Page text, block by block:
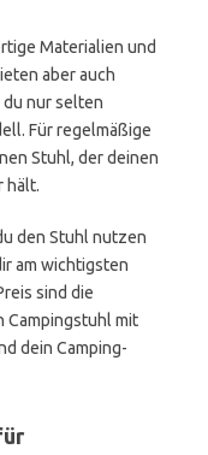
Materialien und
aber auch
du nur selten
Für regelmäßige
Stuhl, der deinen
hält.
den Stuhl nutzen
am wichtigsten
sind die
Campingstuhl mit
dein Camping-